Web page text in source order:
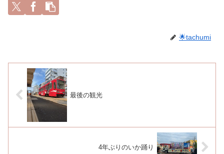
🌟tachumi
最後の観光
4年ぶりのいか踊り